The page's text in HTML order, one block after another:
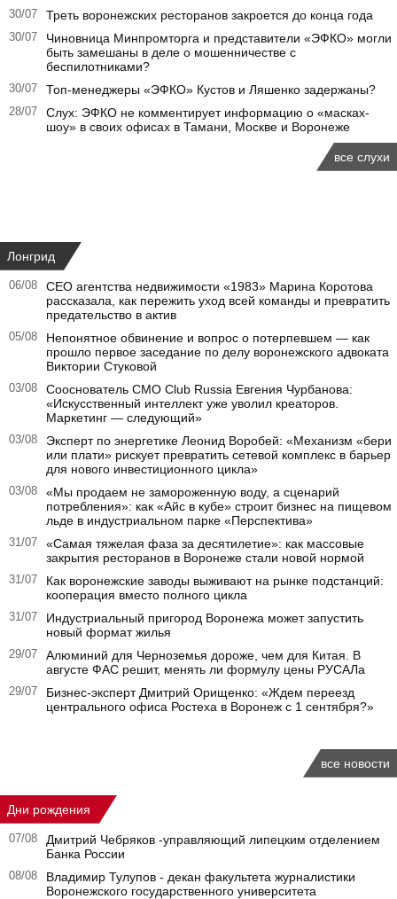
30/07 Треть воронежских ресторанов закроется до конца года
30/07
Чиновница Минпромторга и представители «ЭФКО» могли
быть замешаны в деле о мошенничестве с
беспилотниками?
30/07 Топ-менеджеры «ЭФКО» Кустов и Ляшенко задержаны?
28/07
Слух: ЭФКО не комментирует информацию о «масках-
шоу» в своих офисах в Тамани, Москве и Воронеже
все слухи
Лонгрид
06/08
CEO агентства недвижимости «1983» Марина Коротова
рассказала, как пережить уход всей команды и превратить
предательство в актив
05/08
Непонятное обвинение и вопрос о потерпевшем — как
прошло первое заседание по делу воронежского адвоката
Виктории Стуковой
03/08
Сооснователь CMO Club Russia Евгения Чурбанова:
«Искусственный интеллект уже уволил креаторов.
Маркетинг — следующий»
03/08
Эксперт по энергетике Леонид Воробей: «Механизм «бери
или плати» рискует превратить сетевой комплекс в барьер
для нового инвестиционного цикла»
03/08
«Мы продаем не замороженную воду, а сценарий
потребления»: как «Айс в кубе» строит бизнес на пищевом
льде в индустриальном парке «Перспектива»
31/07
«Самая тяжелая фаза за десятилетие»: как массовые
закрытия ресторанов в Воронеже стали новой нормой
31/07
Как воронежские заводы выживают на рынке подстанций:
кооперация вместо полного цикла
31/07
Индустриальный пригород Воронежа может запустить
новый формат жилья
29/07
Алюминий для Черноземья дороже, чем для Китая. В
августе ФАС решит, менять ли формулу цены РУСАЛа
29/07
Бизнес-эксперт Дмитрий Орищенко: «Ждем переезд
центрального офиса Ростеха в Воронеж с 1 сентября?»
все новости
Дни рождения
07/08
Дмитрий Чебряков -управляющий липецким отделением
Банка России
08/08
Владимир Тулупов - декан факультета журналистики
Воронежского государственного университета